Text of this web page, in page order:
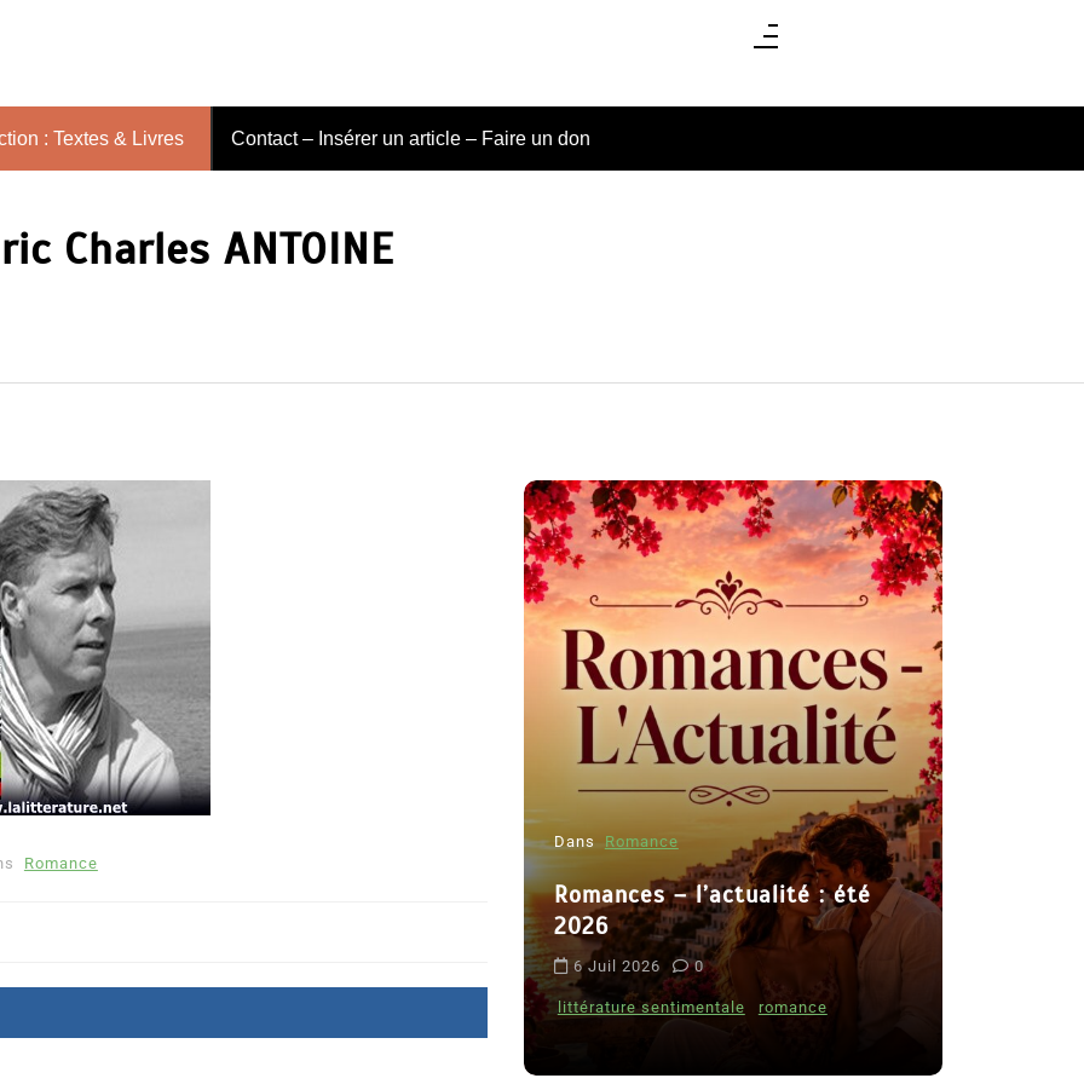
: Textes & Livres Contact – Insérer un article – Faire un don
Charles ANTOINE
Romance
de Clara Delcourt
Dans Romance
Romances – l’actualité : été
2026
6 Juil 2026 0
littérature sentimentale romance